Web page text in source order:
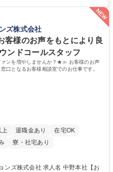
、年間10日程度の取得実績 ■1ヶ月
ポート 学歴・資格 学
格：
ズ株式会社
客様のお声をもとにより良
ンドコールスタッフ
ンを増やしませんか？★≫ お客様のお声
口となるお客様相談室でのお仕事です。
退職金あり
在宅OK
寮・社宅あり
人名 中野本社【お